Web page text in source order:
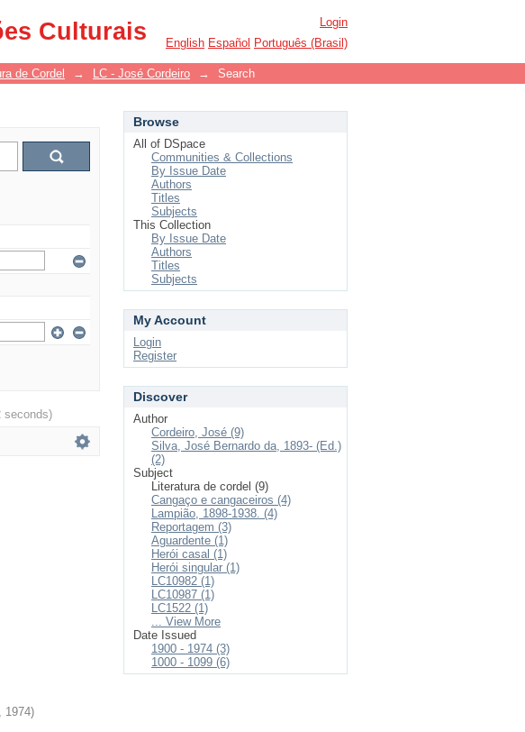
Culturais
Login
English Español Português (Brasil)
de Cordel → LC - José Cordeiro → Search
seconds)
, 1974)
Browse
All of DSpace
Communities & Collections
By Issue Date
Authors
Titles
Subjects
This Collection
By Issue Date
Authors
Titles
Subjects
My Account
Login
Register
Discover
Author
Cordeiro, José (9)
Silva, José Bernardo da, 1893- (Ed.)
(2)
Subject
Literatura de cordel (9)
Cangaço e cangaceiros (4)
Lampião, 1898-1938. (4)
Reportagem (3)
Aguardente (1)
Herói casal (1)
Herói singular (1)
LC10982 (1)
LC10987 (1)
LC1522 (1)
... View More
Date Issued
1900 - 1974 (3)
1000 - 1099 (6)